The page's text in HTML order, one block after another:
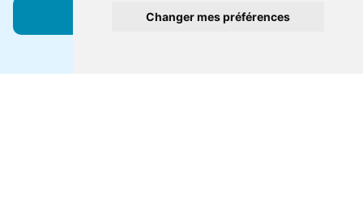
Changer mes préférences
S'abonner